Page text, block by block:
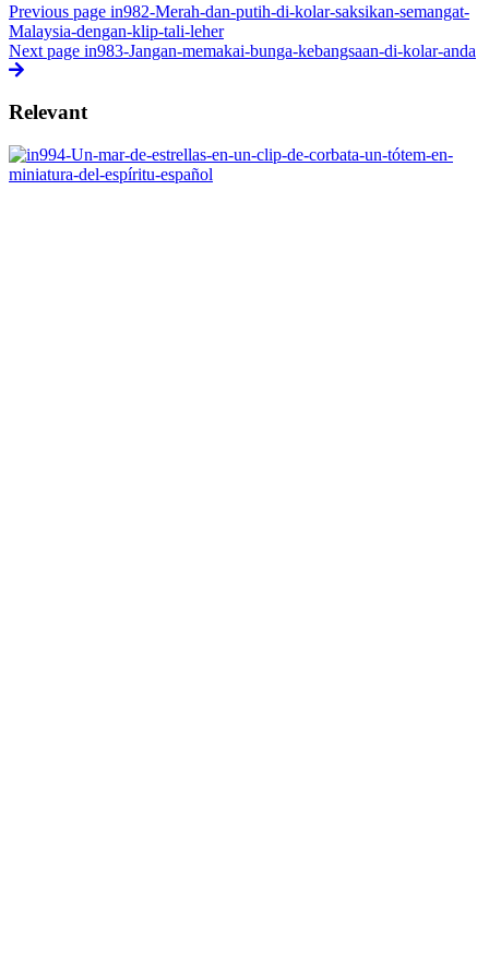
Previous page in982-Merah-dan-putih-di-kolar-saksikan-semangat-
Malaysia-dengan-klip-tali-leher
Next page in983-Jangan-memakai-bunga-kebangsaan-di-kolar-anda
Relevant